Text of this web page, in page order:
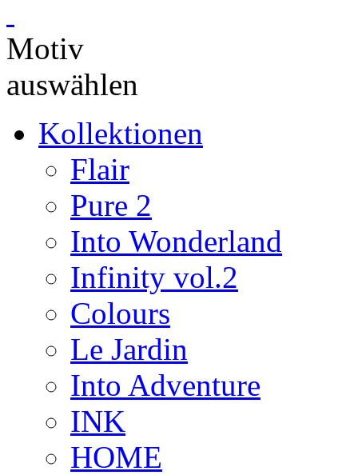
Motiv
auswählen
Kollektionen
Flair
Pure 2
Into Wonderland
Infinity vol.2
Colours
Le Jardin
Into Adventure
INK
HOME